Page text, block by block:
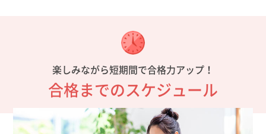
楽しみながら短期間で合格力アップ！
合格までのスケジュール